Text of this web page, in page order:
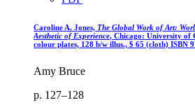
Caroline A. Jones, The Global Work of Art:
Aesthetic of Experience, Chicago: University of
colour plates, 128 b/w illus., $ 65 (cloth) ISBN
Amy Bruce
p. 127–128